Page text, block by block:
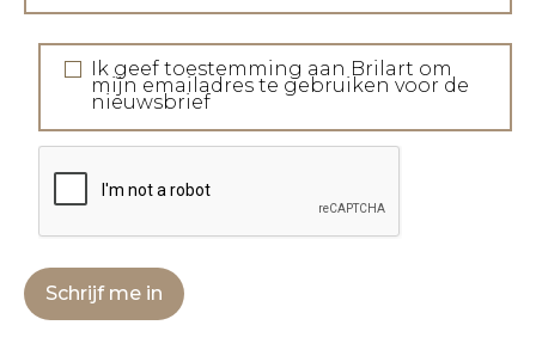
Ik geef toestemming aan Brilart om
mijn emailadres te gebruiken voor de
nieuwsbrief
Schrijf me in